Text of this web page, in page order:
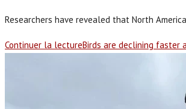
Researchers have revealed that North
Continuer la lectureBirds are declining faster